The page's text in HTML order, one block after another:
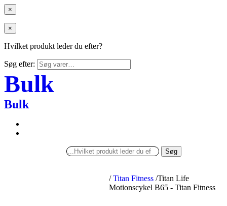
×
×
Hvilket produkt leder du efter?
Søg efter:
Bulk
Bulk
Søg
/ Titan Fitness /Titan Life
Motionscykel B65 - Titan Fitness